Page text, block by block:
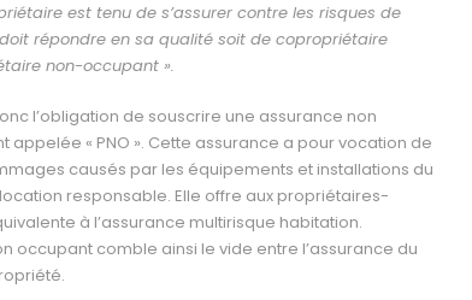
est tenu de s’assurer contre les risques de
répondre en sa qualité soit de copropriétaire
non-occupant ».
l’obligation de souscrire une assurance non
appelée « PNO ». Cette assurance a pour vocation de
causés par les équipements et installations du
responsable. Elle offre aux propriétaires-
à l’assurance multirisque habitation.
occupant comble ainsi le vide entre l’assurance du